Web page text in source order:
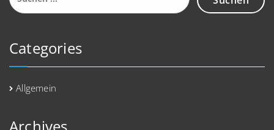
Categories
Allgemein